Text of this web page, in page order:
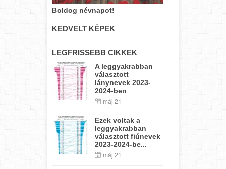
Boldog névnapot!
KEDVELT KÉPEK
LEGFRISSEBB CIKKEK
A leggyakrabban
választott
lánynevek 2023-
2024-ben
máj 21
Ezek voltak a
leggyakrabban
választott fiúnevek
2023-2024-be...
máj 21